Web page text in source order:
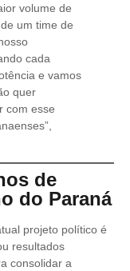
volume de
um time de
cada
e vamos
quer
com esse
de
do Paraná
projeto político é
resultados
consolidar a